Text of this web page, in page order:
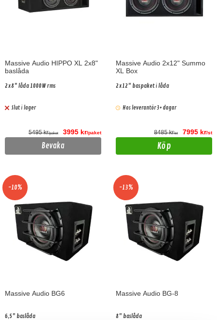
Massive Audio HIPPO XL 2x8"
baslåda
2x8" låda 1000W rms
Slut i lager
5495 kr/paket 3995 kr/paket
Bevaka
Massive Audio 2x12" Summo
XL Box
2x12" baspaket i låda
Hos leverantör 3+ dagar
8485 kr/st 7995 kr/st
Köp
-10%
Massive Audio BG6
6,5" baslåda
-13%
Massive Audio BG-8
8" baslåda